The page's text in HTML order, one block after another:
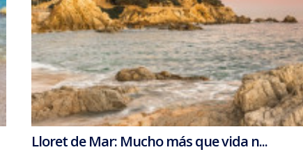
Lloret de Mar: Mucho más que vida n...